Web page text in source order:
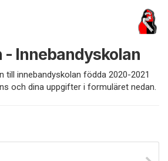
- Innebandyskolan
till innebandyskolan födda 2020-2021
och dina uppgifter i formuläret nedan.